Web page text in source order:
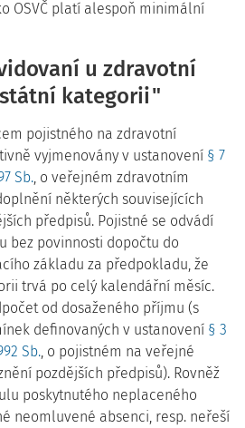
OSVČ platí alespoň minimální
u zdravotní
kategorii"
pojistného na zdravotní
vyjmenovány v ustanovení § 7
Sb., o veřejném zdravotním
některých souvisejících
předpisů. Pojistné se odvádí
bez povinnosti dopočtu do
základu za předpokladu, že
trvá po celý kalendářní měsíc.
od dosaženého příjmu (s
definovaných v ustanovení § 3
Sb., o pojistném na veřejné
pozdějších předpisů). Rovněž
poskytnutého neplaceného
neomluvené absenci, resp. neřeší